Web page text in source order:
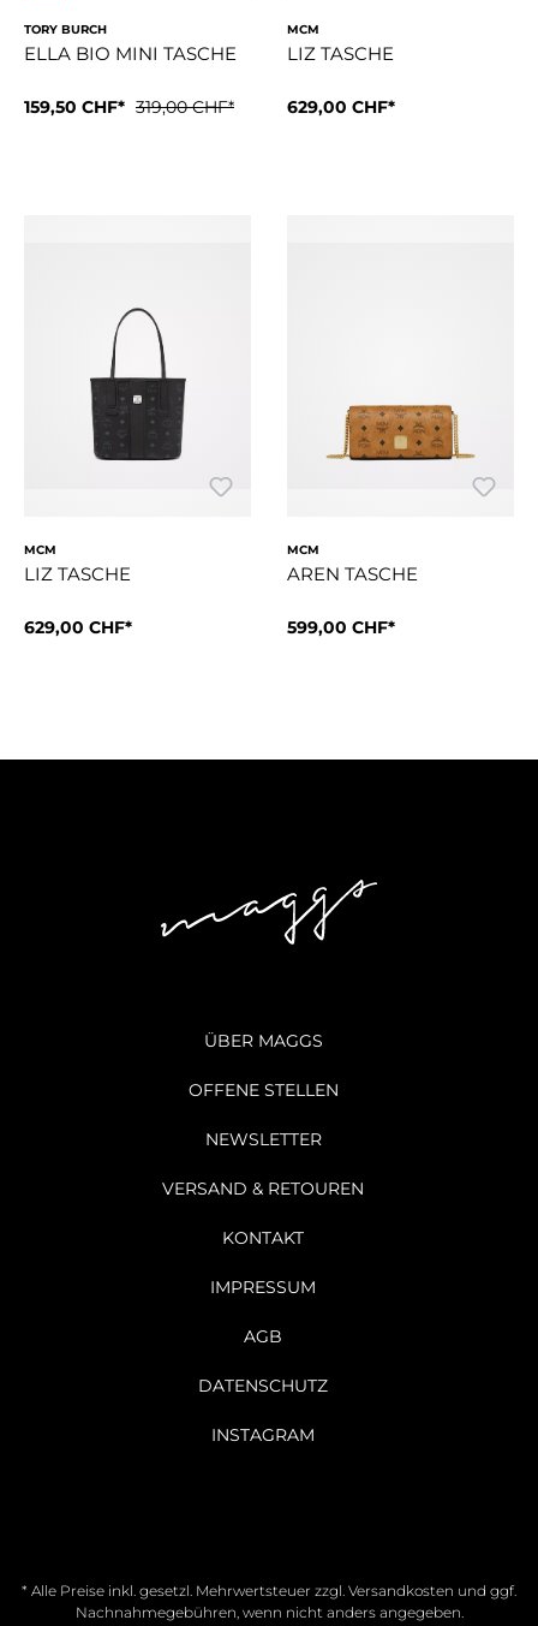
TORY BURCH
ELLA BIO MINI TASCHE
159,50 CHF* 319,00 CHF*
MCM
LIZ TASCHE
Ca. 11.5 x 28.0 x 20.0 cm
629,00 CHF*
MCM
LIZ TASCHE
Ca. 11.5 x 28.0 x 20.0 cm Tragelänge der Griffe: 18 cm
629,00 CHF*
MCM
AREN TASCHE
Ca. 6.0 x 21.0 x 11.0 cm
599,00 CHF*
ÜBER MAGGS
OFFENE STELLEN
NEWSLETTER
VERSAND & RETOUREN
KONTAKT
IMPRESSUM
AGB
DATENSCHUTZ
INSTAGRAM
* Alle Preise inkl. gesetzl. Mehrwertsteuer zzgl. Versandkosten und ggf.
Nachnahmegebühren, wenn nicht anders angegeben.